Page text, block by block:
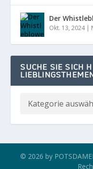
Der
Okt. 13, 2024|
SUCHE SIE SICH
© 2026 by